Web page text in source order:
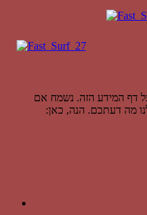
דף המידע הזה. נשמח אם
מה דעתכם. הנה, כאן: